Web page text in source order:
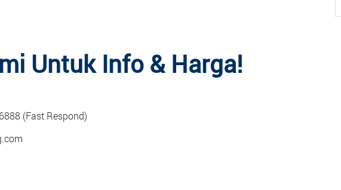
Untuk Info & Harga!
(Fast Respond)